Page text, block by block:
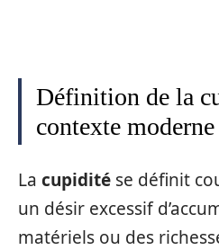
Définition de la
contexte moderne
La cupidité se définit
un désir excessif
matériels ou des